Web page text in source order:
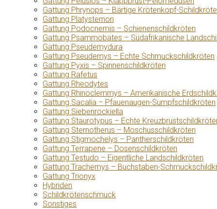
Gattung Phrynops – Bärtige Krötenkopf-
Gattung Platysternon
Gattung Podocnemis – Schienenschildkröten
Gattung Psammobates – Südafrikanische
Gattung Pseudemydura
Gattung Pseudemys – Echte Schmuckschildkröten
Gattung Pyxis – Spinnenschildkröten
Gattung Rafetus
Gattung Rheodytes
Gattung Rhinoclemmys – Amerikanische
Gattung Sacalia – Pfauenaugen-Sumpfschildkröten
Gattung Siebenrockiella
Gattung Staurotypus – Echte
Gattung Sternotherus – Moschusschildkröten
Gattung Stigmochelys – Pantherschildkröten
Gattung Terrapene – Dosenschildkröten
Gattung Testudo – Eigentliche Landschildkröten
Gattung Trachemys – Buchstaben-
Gattung Trionyx
Hybriden
Schildkrötenschmuck
Sonstiges